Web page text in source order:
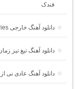
فندک
دانلود آهنگ خارجی Memories از DUORUSH “هوش مصنوعی ترند اینستا”
دانلود آهنگ تیغ تیز
دانلود آهنگ عادی نی